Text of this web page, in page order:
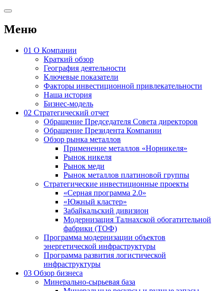
Меню
01 О Компании
Краткий обзор
География деятельности
Ключевые показатели
Факторы инвестиционной привлекательности
Наша история
Бизнес-модель
02 Стратегический отчет
Обращение Председателя Совета директоров
Обращение Президента Компании
Обзор рынка металлов
Применение металлов «Норникеля»
Рынок никеля
Рынок меди
Рынок металлов платиновой группы
Стратегические инвестиционные проекты
«Серная программа 2.0»
«Южный кластер»
Забайкальский дивизион
Модернизация Талнахской обогатительной
фабрики (ТОФ)
Программа модернизации объектов
энергетической инфраструктуры
Программа развития логистической
инфраструктуры
03 Обзор бизнеса
Минерально-сырьевая база